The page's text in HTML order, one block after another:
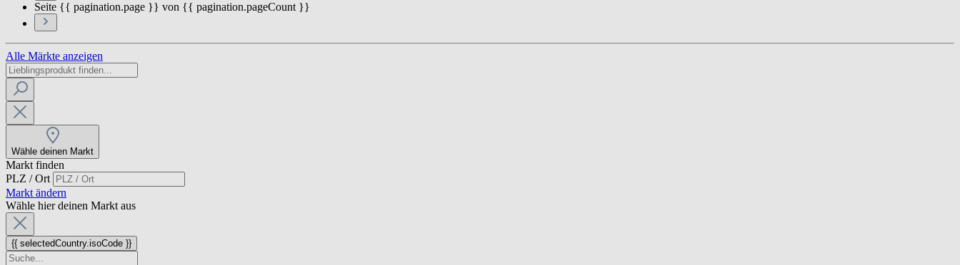
Seite {{ pagination.page }} von {{ pagination.pageCount }}
Alle Märkte anzeigen
Wähle deinen Markt
Markt finden
PLZ / Ort
Markt ändern
Wähle hier deinen Markt aus
{{ selectedCountry.isoCode }}